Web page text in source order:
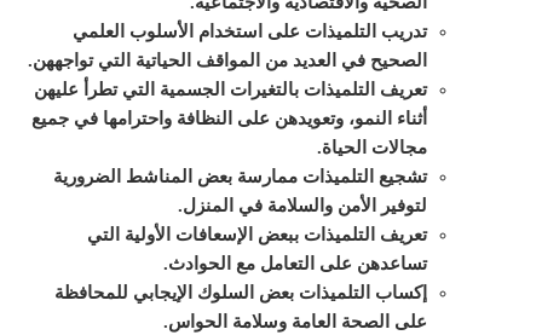
تدريب التلميذات على استخدام الأسلوب العلمي
الصحيح في العديد من المواقف الحياتية التي تواجههن.
تعريف التلميذات بالتغيرات الجسمية التي تطرأ عليهن
أثناء النمو، وتعويدهن على النظافة واحترامها في جميع
مجالات الحياة.
تشجيع التلميذات ممارسة بعض المناشط الضرورية
لتوفير الأمن والسلامة في المنزل.
تعريف التلميذات ببعض الإسعافات الأولية التي
تساعدهن على التعامل مع الحوادث.
إكساب التلميذات بعض السلوك الإيجابي للمحافظة
على الصحة العامة وسلامة الحواس.